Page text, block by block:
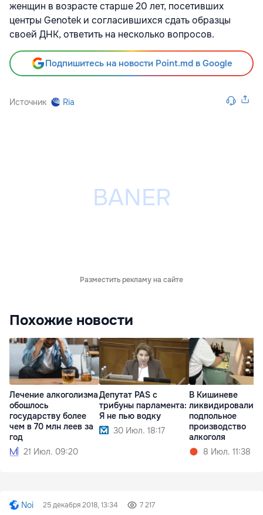
женщин в возрасте старше 20 лет, посетивших
центры Genotek и согласившихся сдать образцы
своей ДНК, ответить на несколько вопросов.
Подпишитесь на новости Point.md в Google
Источник Ria
Разместить рекламу на сайте
Похожие новости
Лечение алкоголизма
обошлось
государству более
чем в 70 млн леев за
год
21 Июл. 09:20
Депутат PAS с
трибуны парламента:
Я не пью водку
30 Июл. 18:17
В Кишиневе
ликвидировали
подпольное
производство
алкоголя
8 Июл. 11:38
Noi 25 декабря 2018, 13:34 7 217